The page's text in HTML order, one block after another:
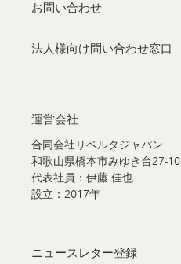
お問い合わせ
法人様向け問い合わせ窓口
運営会社
合同会社リベルタジャパン
和歌山県橋本市みゆき台27-10
代表社員：伊藤 佳也
設立：2017年
ニュースレター登録